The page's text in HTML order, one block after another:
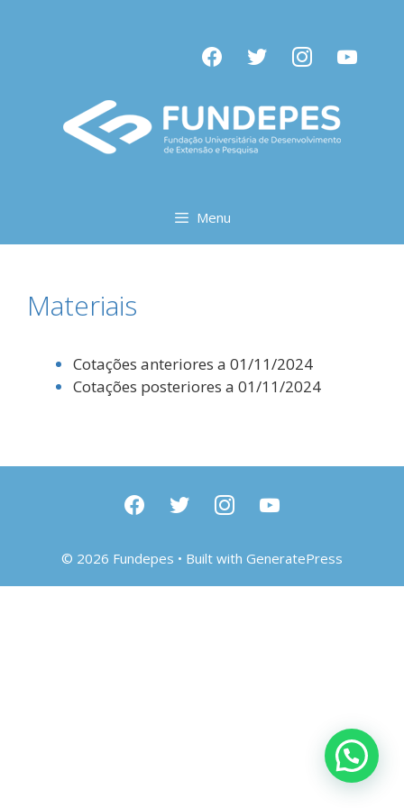
facebooktwitter instagramyoutube
Menu
Materiais
Cotações anteriores a 01/11/2024
Cotações posteriores a 01/11/2024
facebooktwitter instagramyoutube
© 2026 Fundepes • Built with GeneratePress